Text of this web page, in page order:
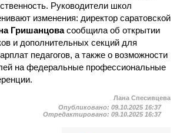
Руководители школ
изменения: директор саратовской
Гришанцовасообщила об открытии
и дополнительных секций для
педагогов, а также о возможности
на федеральные профессиональные
Лана Спесивцева
Опубликовано: 09.10.2025 16:37
Отредактировано: 09.10.2025 16:37